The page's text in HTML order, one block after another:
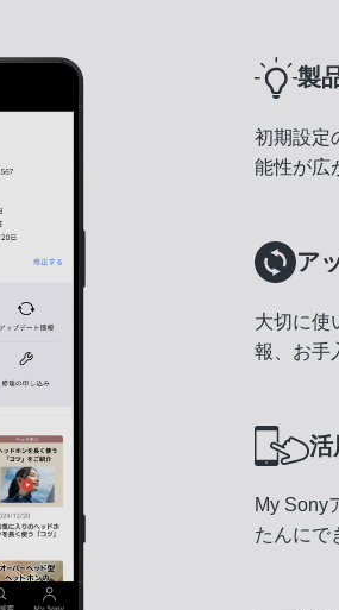
製
初期設定
能性が広
ア
大切に使
報、お手
活
My Sony
たんにで